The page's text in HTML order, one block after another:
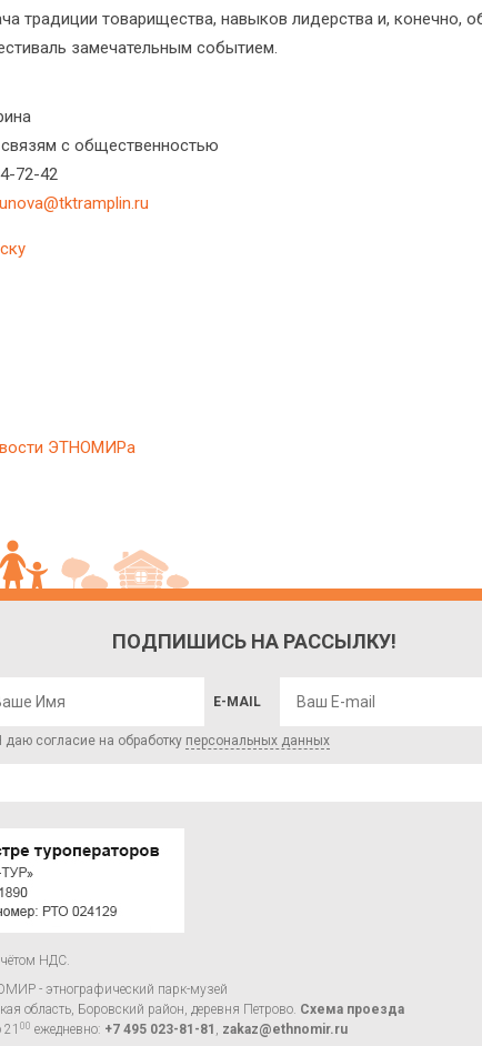
традиции товарищества, навыков лидерства и, конечно,
замечательным событием.
с общественностью
72-42
ЭТНОМИРа
ПОДПИШИСЬ НА РАССЫЛКУ!
E-MAIL
даю согласие на обработку персональных данных
НДС.
- этнографический парк-музей
область, Боровский район, деревня Петрово. Схема проезда
21 00 ежедневно: +7 495 023-81-81 , zakaz@ethnomir.ru